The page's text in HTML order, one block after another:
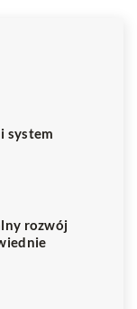
system
rozwój